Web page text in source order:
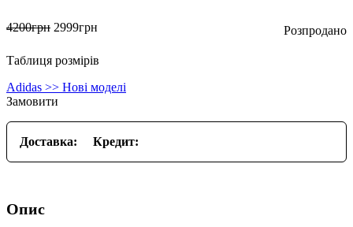
4200грн 2999грн
Таблиця розмірів
Adidas >> Нові моделі
Замовити
Доставка: Кредит:
Опис